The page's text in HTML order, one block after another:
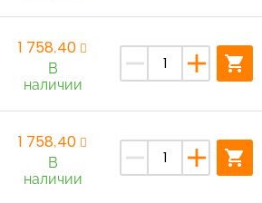
1 758,40
В
наличии
remove add shopping_cart
1 758,40
В
наличии
remove add shopping_cart